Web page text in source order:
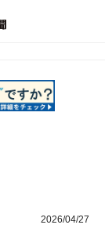
2026/04/27